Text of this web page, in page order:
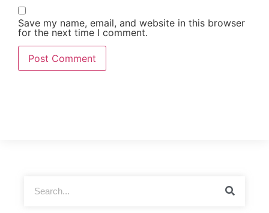
Save my name, email, and website in this browser
for the next time I comment.